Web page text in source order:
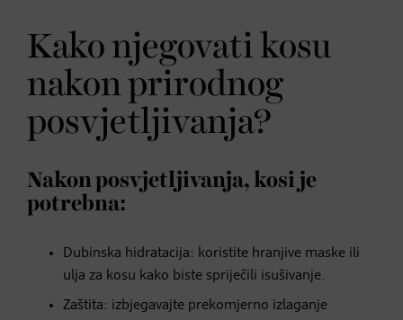
Kako njegovati kosu
nakon prirodnog
posvjetljivanja?
Nakon posvjetljivanja, kosi je
potrebna:
Dubinska hidratacija: koristite hranjive maske ili
ulja za kosu kako biste spriječili isušivanje.
Zaštita: izbjegavajte prekomjerno izlaganje